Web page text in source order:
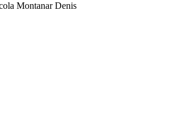
Montanar Denis